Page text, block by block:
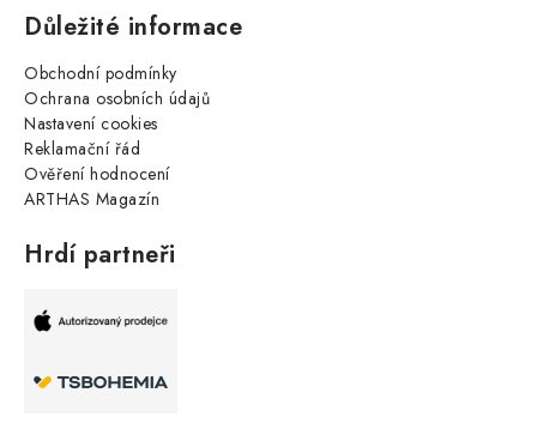
Důležité informace
Obchodní podmínky
Ochrana osobních údajů
Nastavení cookies
Reklamační řád
Ověření hodnocení
ARTHAS Magazín
Hrdí partneři